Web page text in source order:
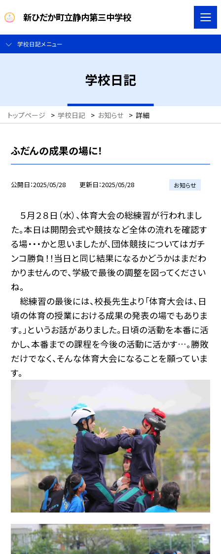
新ひだか町立静内第三中学校
学校日記メニュー
学校日記
トップページ > 学校日記 > お知らせ > 詳細
ふだんの成果の場に！
公開日 2025/05/28 更新日 2025/05/28 お知らせ
５月２８日（水）、体育大会の総練習が行われまし
た。本日は開閉会式や競技など全体の流れを確認す
る場・・・かと思いましたが、団体競技についてはガチ
ンコ勝負！！当日と同じ結果になるかどうかはまだわ
かりませんので、学級で最後の調整を図ってください
ね。
総練習の最後には、校長先生より「体育大会は、日
頃の体育の授業における成果の発表の場でもありま
す。」というお話がありました。日頃の活動を本番に活
かし、本番までの課程を今後の活動に活かす…。勝敗
だけでなく、そんな体育大会になることを願っていま
す。